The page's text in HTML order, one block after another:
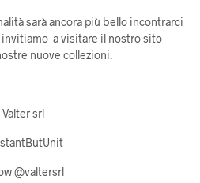
sarà ancora più bello incontrarci
a visitare il nostro sito
nuove collezioni.
Valter srl
@valtersrl